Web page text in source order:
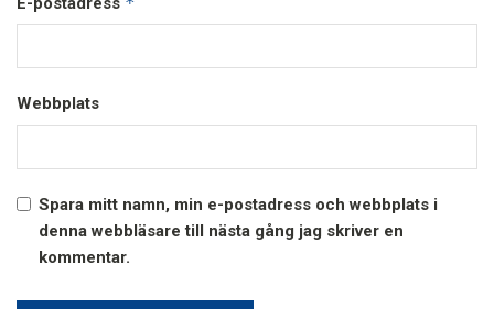
Webbplats
Spara mitt namn, min e-postadress och webbplats i
denna webbläsare till nästa gång jag skriver en
kommentar.